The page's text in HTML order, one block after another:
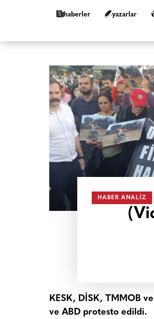
haberler yazarlar
HABER ANALIZ
KESK, DİSK, TMMOB ve
ve ABD protesto edildi.